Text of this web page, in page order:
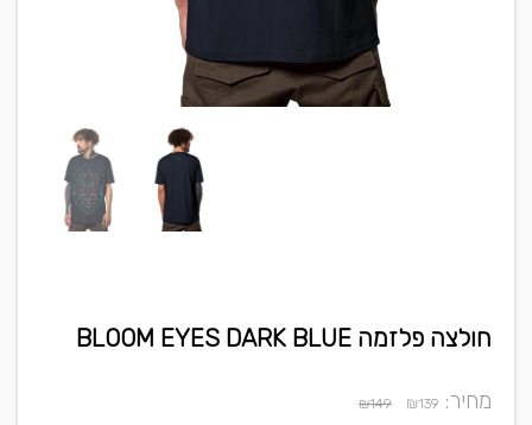
חולצה פלזמה BLOOM EYES DARK BLUE
מחיר: ₪139
₪149